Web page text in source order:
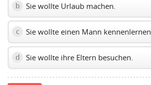
b Sie wollte Urlaub machen.
c Sie wollte einen Mann kennenlernen.
d Sie wollte ihre Eltern besuchen.